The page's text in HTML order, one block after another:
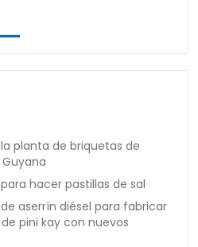
planta de briquetas de
hacer pastillas de sal
aserrín diésel para fabricar
pini kay con nuevos